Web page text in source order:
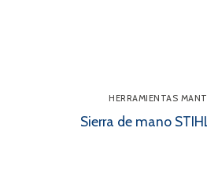
HERRAMIENTAS
Sierra de mano